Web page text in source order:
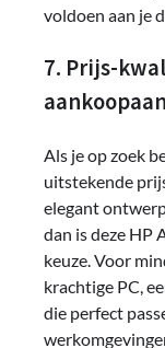
voldoen aan je
7. Prijs-
Als je op zoek
uitstekende
elegant
dan is deze HP
keuze. Voor
krachtige PC,
die perfect